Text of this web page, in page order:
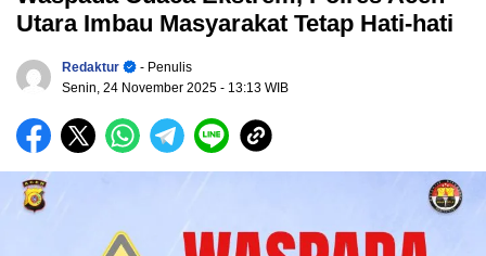
Utara Imbau Masyarakat Tetap Hati-hati
Redaktur
- Penulis
Senin, 24 November 2025 - 13:13 WIB